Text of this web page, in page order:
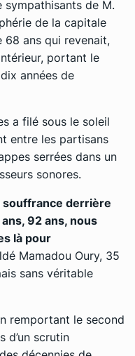
sympathisants de M.
de la capitale
68 ans qui revenait,
portant le
années de
a filé sous le soleil
entre les partisans
serrées dans un
sonores.
souffrance derrière
92 ans, nous
là pour
Mamadou Oury, 35
sans véritable
remportant le second
d’un scrutin